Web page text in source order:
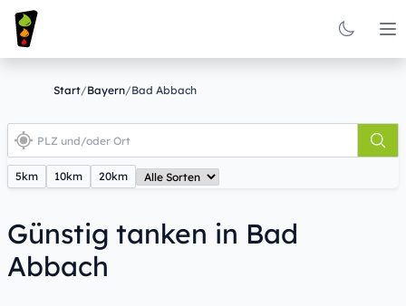
Start/Bayern/Bad Abbach
5km 10km 20km
Günstig tanken in Bad
Abbach